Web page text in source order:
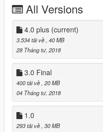
*4.0：supported Korean &
* v3.0: fixed some bugs for
game‘s language in
last one screenshot）!
This patch is free, without
arbitrarily modified,
or selling, thank you for your
If you have any suggests
http://game.ali213.net/
All Versions
4.0 plus (current)
3.534 tải về , 40 MB
28 Tháng tư, 2018
3.0 Final
400 tải về , 20 MB
04 Tháng tư, 2018
1.0
293 tải về , 30 MB